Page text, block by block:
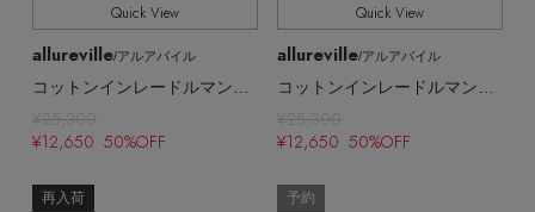
Quick View
allureville/アルアバイル
¥25,300
¥12,650 50%OFF
Quick View
allureville/アルアバイル
¥25,300
¥12,650 50%OFF
再入荷 予約